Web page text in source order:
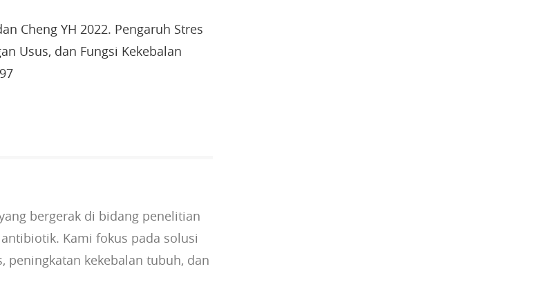
Cheng YH 2022. Pengaruh Stres
Usus, dan Fungsi Kekebalan
bergerak di bidang penelitian
Kami fokus pada solusi
peningkatan kekebalan tubuh, dan